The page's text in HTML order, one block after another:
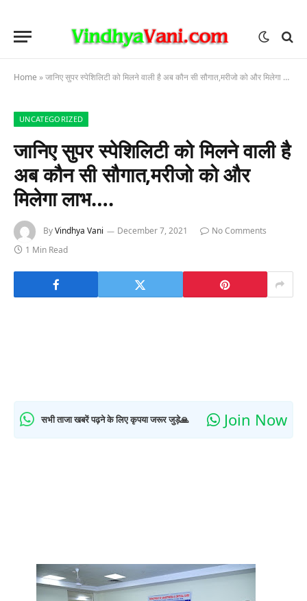
Home »जानिए सुपर स्पेशिलिटी को मिलने वाली है अब कौन सी सौगात,मरीजो को और मिलेगा लाभ….
UNCATEGORIZED
जानिए सुपर स्पेशिलिटी को मिलने वाली है
अब कौन सी सौगात,मरीजो को और
मिलेगा लाभ….
ByVindhya Vani December 7, 2021
No Comments
1 Min Read
सभी ताजा खबरें पढ़ने के लिए कृपया जरूर जुड़े🙏 Join Now